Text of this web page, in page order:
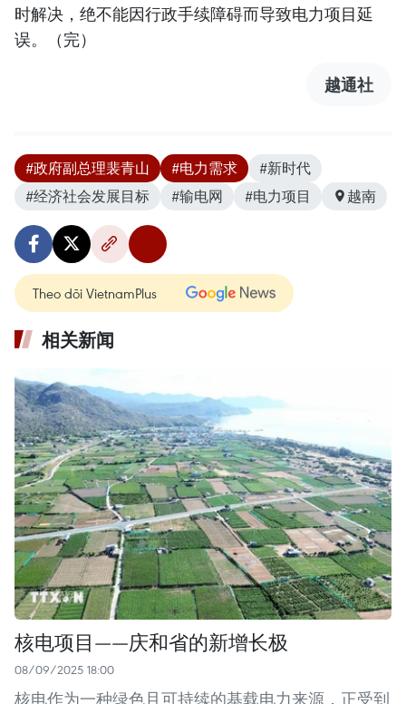
时解决，绝不能因行政手续障碍而导致电力项目延
误。（完）
越通社
#政府副总理裴青山 #电力需求
#新时代
#经济社会发展目标
#输电网 #电力项目 越南
Theo dõi VietnamPlus
相关新闻
核电项目——庆和省的新增长极
08/09/2025 18:00
核电作为一种绿色且可持续的基载电力来源，正受到